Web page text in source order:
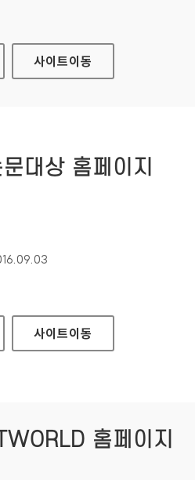
리공단 홈페이지
사이트이동
대상 홈페이지
상 홈페이지
사이트이동
홈페이지